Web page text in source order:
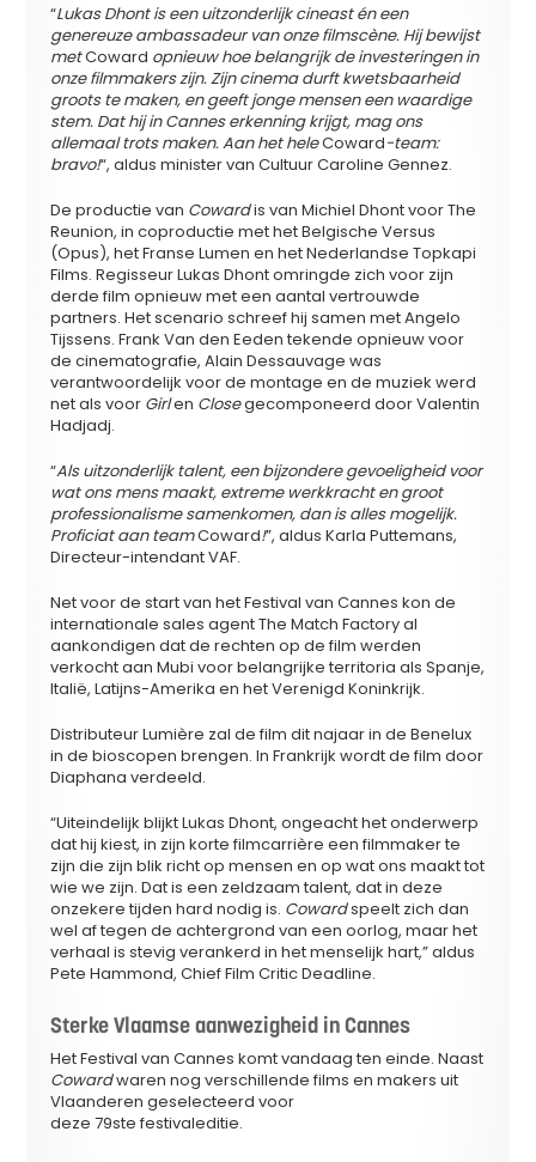
“Lukas Dhont is een uitzonderlijk cineast én een
genereuze ambassadeur van onze filmscène. Hij bewijst
metCoward opnieuw hoe belangrijk de investeringen in
onze filmmakers zijn. Zijn cinema durft kwetsbaarheid
groots te maken, en geeft jonge mensen een waardige
stem. Dat hij in Cannes erkenning krijgt, mag ons
allemaal trots maken. Aan het heleCoward-team:
bravo!“, aldus minister van Cultuur Caroline Gennez.
De productie van Cowardis van Michiel Dhont voor The
Reunion, in coproductie met het Belgische Versus
(Opus), het Franse Lumen en het Nederlandse Topkapi
Films. Regisseur Lukas Dhont omringde zich voor zijn
derde film opnieuw met een aantal vertrouwde
partners. Het scenario schreef hij samen met Angelo
Tijssens. Frank Van den Eeden tekende opnieuw voor
de cinematografie, Alain Dessauvage was
verantwoordelijk voor de montage en de muziek werd
net als voor Girlen Closegecomponeerd door Valentin
Hadjadj.
“Als uitzonderlijk talent, een bijzondere gevoeligheid voor
wat ons mens maakt, extreme werkkracht en groot
professionalisme samenkomen, dan is alles mogelijk.
Proficiat aan teamCoward!”, aldus Karla Puttemans,
Directeur-intendant VAF.
Net voor de start van het Festival van Cannes kon de
internationale sales agent The Match Factory al
aankondigen dat de rechten op de film werden
verkocht aan Mubi voor belangrijke territoria als Spanje,
Italië, Latijns-Amerika en het Verenigd Koninkrijk.
Distributeur Lumière zal de film dit najaar in de Benelux
in de bioscopen brengen. In Frankrijk wordt de film door
Diaphana verdeeld.
“Uiteindelijk blijkt Lukas Dhont, ongeacht het onderwerp
dat hij kiest, in zijn korte filmcarrière een filmmaker te
zijn die zijn blik richt op mensen en op wat ons maakt tot
wie we zijn. Dat is een zeldzaam talent, dat in deze
onzekere tijden hard nodig is. Cowardspeelt zich dan
wel af tegen de achtergrond van een oorlog, maar het
verhaal is stevig verankerd in het menselijk hart,” aldus
Pete Hammond, Chief Film Critic Deadline.
Sterke Vlaamse aanwezigheid in Cannes
Het Festival van Cannes komt vandaag ten einde. Naast
Cowardwaren nog verschillende films en makers uit
Vlaanderen geselecteerd voor
deze 79ste festivaleditie.